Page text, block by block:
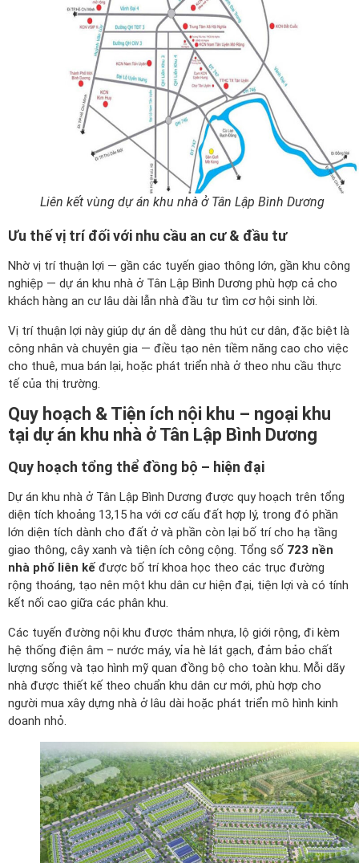
Liên kết vùng dự án khu nhà ở Tân Lập Bình Dương
Ưu thế vị trí đối với nhu cầu an cư & đầu tư
Nhờ vị trí thuận lợi — gần các tuyến giao thông lớn, gần khu công
nghiệp — dự án khu nhà ở Tân Lập Bình Dương phù hợp cả cho
khách hàng an cư lâu dài lẫn nhà đầu tư tìm cơ hội sinh lời.
Vị trí thuận lợi này giúp dự án dễ dàng thu hút cư dân, đặc biệt là
công nhân và chuyên gia — điều tạo nên tiềm năng cao cho việc
cho thuê, mua bán lại, hoặc phát triển nhà ở theo nhu cầu thực
tế của thị trường.
Quy hoạch & Tiện ích nội khu – ngoại khu
tại dự án khu nhà ở Tân Lập Bình Dương
Quy hoạch tổng thể đồng bộ – hiện đại
Dự án khu nhà ở Tân Lập Bình Dương được quy hoạch trên tổng
diện tích khoảng 13,15 ha với cơ cấu đất hợp lý, trong đó phần
lớn diện tích dành cho đất ở và phần còn lại bố trí cho hạ tầng
giao thông, cây xanh và tiện ích công cộng. Tổng số 723 nền
nhà phố liên kế được bố trí khoa học theo các trục đường
rộng thoáng, tạo nên một khu dân cư hiện đại, tiện lợi và có tính
kết nối cao giữa các phân khu.
Các tuyến đường nội khu được thảm nhựa, lộ giới rộng, đi kèm
hệ thống điện âm – nước máy, vỉa hè lát gạch, đảm bảo chất
lượng sống và tạo hình mỹ quan đồng bộ cho toàn khu. Mỗi dãy
nhà được thiết kế theo chuẩn khu dân cư mới, phù hợp cho
người mua xây dựng nhà ở lâu dài hoặc phát triển mô hình kinh
doanh nhỏ.